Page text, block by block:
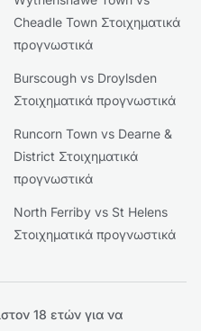
Cheadle Town Στοιχηματικά
προγνωστικά
Burscough vs Droylsden
Στοιχηματικά προγνωστικά
Runcorn Town vs Dearne &
District Στοιχηματικά
προγνωστικά
North Ferriby vs St Helens
Στοιχηματικά προγνωστικά
18 ετών για να